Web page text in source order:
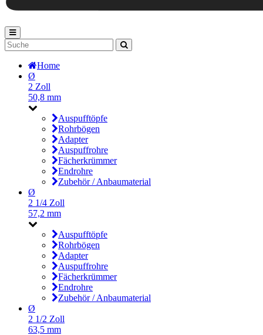
Home
Ø
2 Zoll
50,8 mm
Auspufftöpfe
Rohrbögen
Adapter
Auspuffrohre
Fächerkrümmer
Endrohre
Zubehör / Anbaumaterial
Ø
2 1/4 Zoll
57,2 mm
Auspufftöpfe
Rohrbögen
Adapter
Auspuffrohre
Fächerkrümmer
Endrohre
Zubehör / Anbaumaterial
Ø
2 1/2 Zoll
63,5 mm